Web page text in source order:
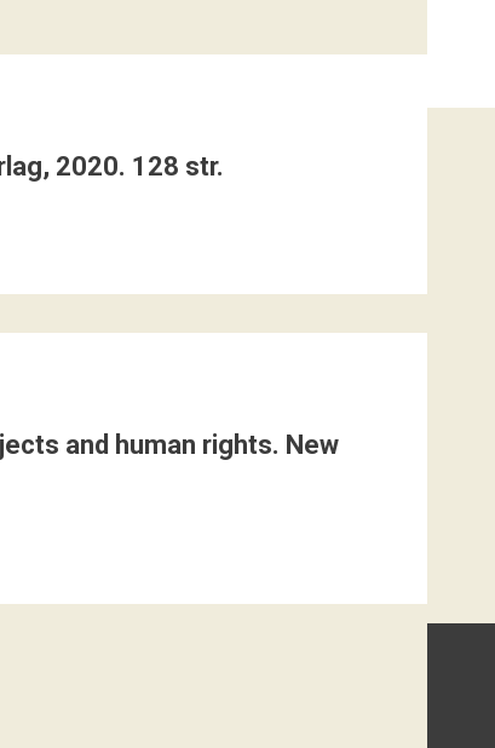
2020. 128 str.
and human rights. New